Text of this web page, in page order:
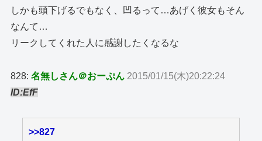
しかも頭下げるでもなく、凹るって…あげく彼女もそん
なんて…
リークしてくれた人に感謝したくなるな
828:名無しさん＠おーぷん 2015/01/15(木)20:22:24
ID:EfF
>>827